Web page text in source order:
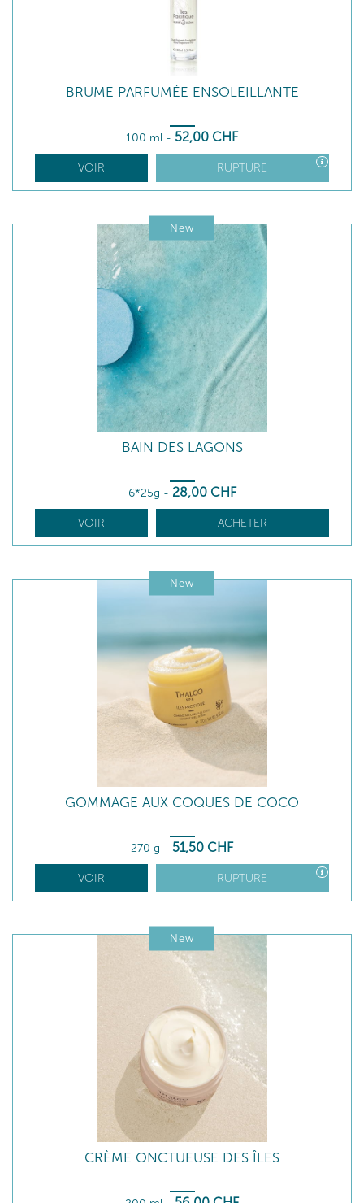
BRUME PARFUMÉE ENSOLEILLANTE
100 ml - 52,00 CHF
VOIR RUPTURE
New
BAIN DES LAGONS
6*25g - 28,00 CHF
VOIR ACHETER
New
GOMMAGE AUX COQUES DE COCO
270 g - 51,50 CHF
VOIR RUPTURE
New
CRÈME ONCTUEUSE DES ÎLES